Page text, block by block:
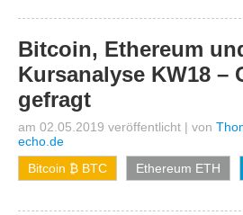
Bitcoin, Ethereum
Kursanalyse KW18 –
gefragt
am 02.05.2019 veröffentlicht | von
echo.de
Bitcoin ₿ BTC
Ethereum ETH